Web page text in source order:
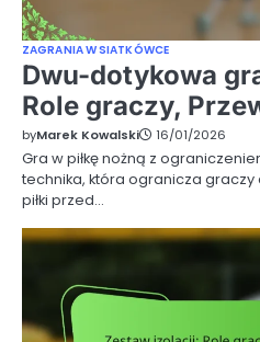
ZAGRANIA W SIATKÓWCE
Dwu-dotykowa
Role graczy,
byMarek Kowalski 16/01/2026
Gra w piłkę nożną z
technika, która ogranicza
piłki przed…